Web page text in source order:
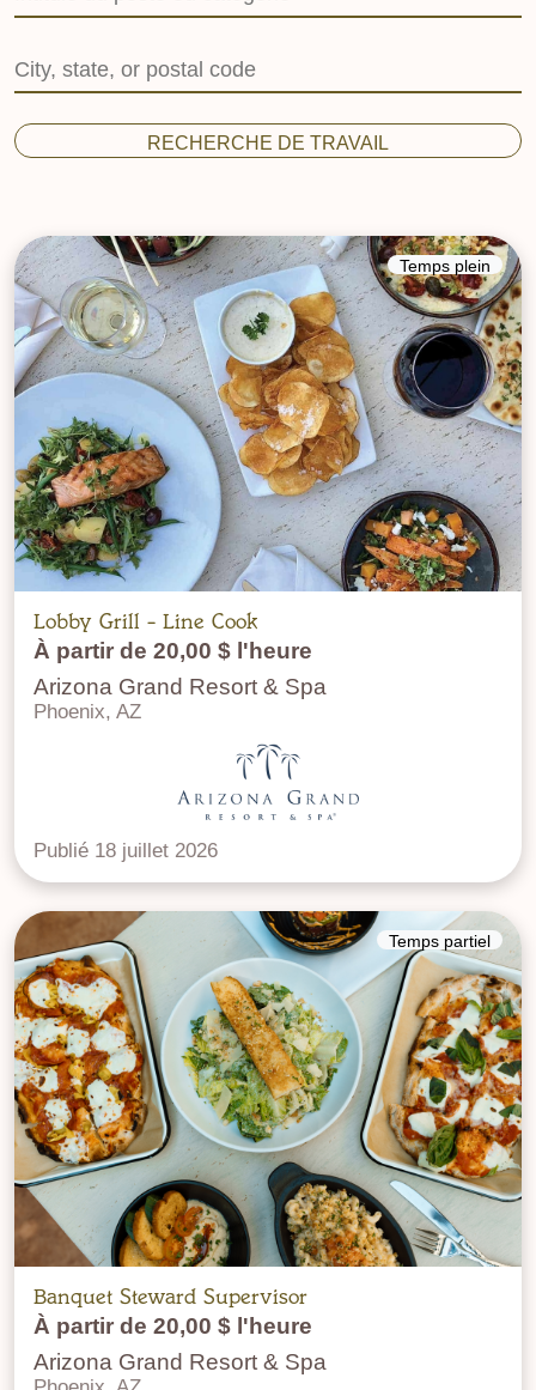
Temps plein
Lobby Grill - Line Cook
À partir de 20,00 $ l'heure
Arizona Grand Resort & Spa
Phoenix, AZ
Publié 18 juillet 2026
Temps partiel
Banquet Steward Supervisor
À partir de 20,00 $ l'heure
Arizona Grand Resort & Spa